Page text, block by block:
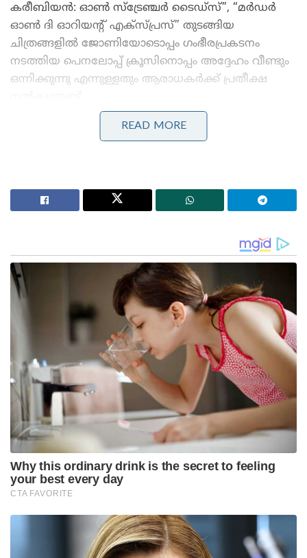
കരീബിയൻ: ഓൺ സ്ട്രേഞ്ചർ ടൈഡ്സ്”, “മർഡർ
ഓൺ ദി ഓറിയന്റ് എക്സ്പ്രസ്” തുടങ്ങിയ
ചിത്രങ്ങളിൽ ജോണിയോടൊപ്പം ഗംഭീരപ്രകടനം
നടത്തിയ പെനലോപ്പ് ക്രൂസിനൊപ്പം അദ്ദേഹം വീണ്ടും
ഒന്നിക്കുന്നു എന്നുള്ളതും ആരാധകർക്ക് പ്രതീക്ഷ
Stories you may like
നടപടികളും അവസാനിപ്പിച്ചു
ഞാൻ പേളി മാണി; ഇഷ്ടനിറം കാവി;എനിക്ക്
മുൻ ഭാര്യ ആംബർ ഹേർഡുമായുള്ള നീണ്ട
നിയമയുദ്ധത്തിന് ശേഷമാണ് ജോണി ഡെപ്പ്
സിനിമയിലേക്കുള്ള തിരിച്ചുവരവ് നടത്തുന്നത്. ‘500
ഡെയ്‌സ് ഓഫ് സമ്മർ’, ‘സ്നോ വൈറ്റ്’ എന്നീ
ചിത്രങ്ങൾ സംവിധാനം ചെയ്ത മാർക്ക് വെബ്ബ് ആണ്
ജോണി ഡെപ്പിന്റെ പുതിയ ചിത്രമായ ഡേ ഡ്രിങ്കറിന്‍റെ
സംവിധാനം നിർവഹിക്കുന്നത്.
Tags: day drinker movie hollywood Johnny Depp
READ MORE